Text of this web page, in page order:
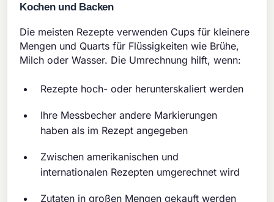
Kochen und Backen
Die meisten Rezepte verwenden Cups für kleinere
Mengen und Quarts für Flüssigkeiten wie Brühe,
Milch oder Wasser. Die Umrechnung hilft, wenn:
Rezepte hoch- oder herunterskaliert werden
Ihre Messbecher andere Markierungen
haben als im Rezept angegeben
Zwischen amerikanischen und
internationalen Rezepten umgerechnet wird
Zutaten in großen Mengen gekauft werden